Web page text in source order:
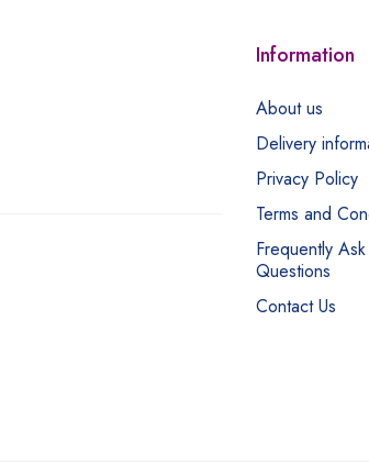
Information
About us
Delivery
Privacy Policy
Terms and
Frequently Ask
Questions
Contact Us